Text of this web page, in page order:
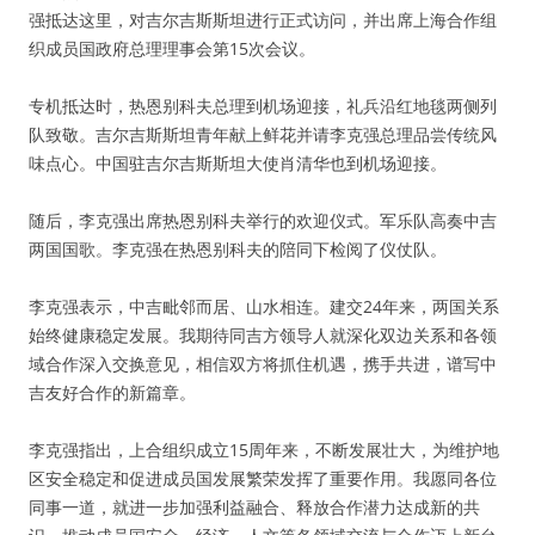
强抵达这里，对吉尔吉斯斯坦进行正式访问，并出席上海合作组
织成员国政府总理理事会第15次会议。
专机抵达时，热恩别科夫总理到机场迎接，礼兵沿红地毯两侧列
队致敬。吉尔吉斯斯坦青年献上鲜花并请李克强总理品尝传统风
味点心。中国驻吉尔吉斯斯坦大使肖清华也到机场迎接。
随后，李克强出席热恩别科夫举行的欢迎仪式。军乐队高奏中吉
两国国歌。李克强在热恩别科夫的陪同下检阅了仪仗队。
李克强表示，中吉毗邻而居、山水相连。建交24年来，两国关系
始终健康稳定发展。我期待同吉方领导人就深化双边关系和各领
域合作深入交换意见，相信双方将抓住机遇，携手共进，谱写中
吉友好合作的新篇章。
李克强指出，上合组织成立15周年来，不断发展壮大，为维护地
区安全稳定和促进成员国发展繁荣发挥了重要作用。我愿同各位
同事一道，就进一步加强利益融合、释放合作潜力达成新的共